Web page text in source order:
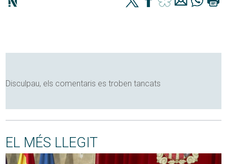
Disculpau, els comentaris es troben tancats
EL MÉS LLEGIT